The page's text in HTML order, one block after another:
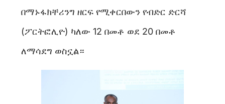
በማኑፋክቸሪንግ ዘርፍ የሚቀርበውን የብድር ድርሻ
(ፖርትፎሊዮ) ካለው 12 በመቶ ወደ 20 በመቶ
ለማሳደግ ወስኗል።